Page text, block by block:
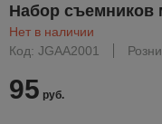
Набор съемников
Нет в наличии
Код: JGAA2001
95 руб.